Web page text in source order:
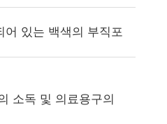
어 있는 백색의 부직포
소독 및 의료용구의